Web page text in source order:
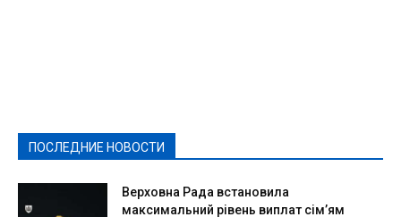
ПОСЛЕДНИЕ НОВОСТИ
Верховна Рада встановила
максимальний рівень виплат сім’ям